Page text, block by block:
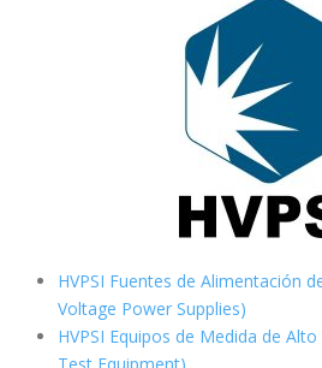
HVPSI Fuentes de Alimentación
Voltage Power Supplies)
HVPSI Equipos de Medida de